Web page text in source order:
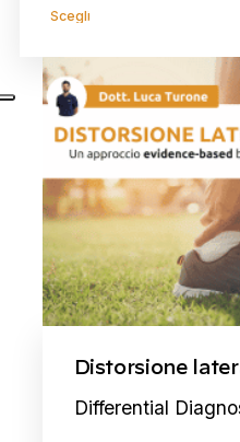
Scegli
Distorsione
Differential